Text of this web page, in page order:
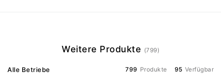
Weitere Produkte (799)
Alle Betriebe 799 Produkte 95 Verfügbar